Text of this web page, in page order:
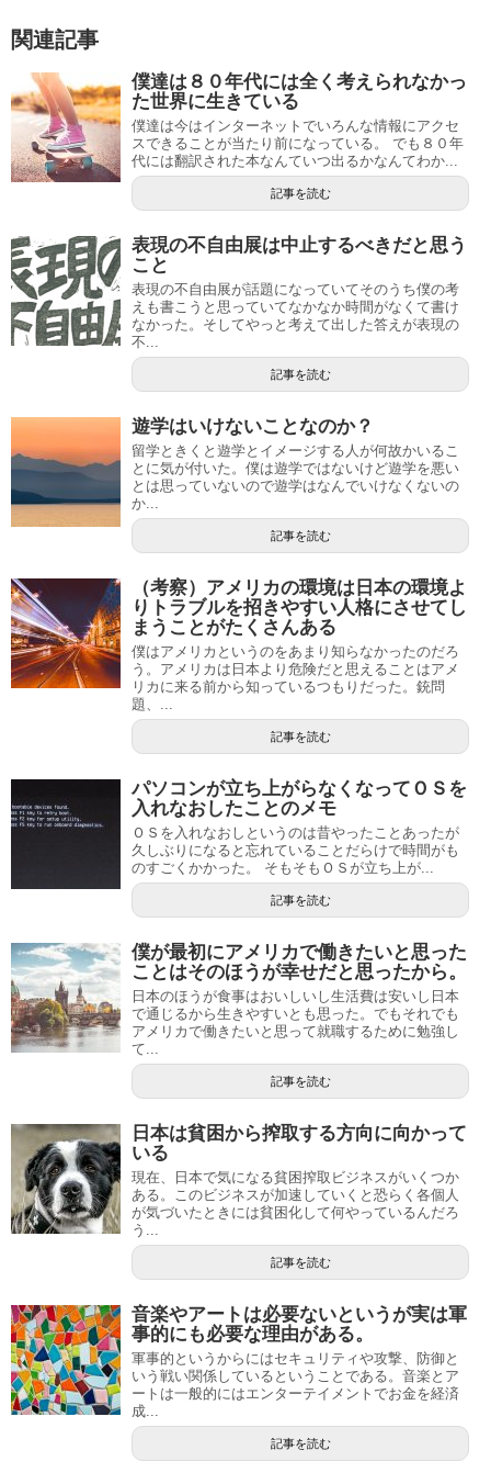
関連記事
僕達は８０年代には全く考えられなかっ
た世界に生きている
僕達は今はインターネットでいろんな情報にアクセ
スできることが当たり前になっている。 でも８０年
代には翻訳された本なんていつ出るかなんてわか...
記事を読む
表現の不自由展は中止するべきだと思う
こと
表現の不自由展が話題になっていてそのうち僕の考
えも書こうと思っていてなかなか時間がなくて書け
なかった。そしてやっと考えて出した答えが表現の
不...
記事を読む
遊学はいけないことなのか？
留学ときくと遊学とイメージする人が何故かいるこ
とに気が付いた。僕は遊学ではないけど遊学を悪い
とは思っていないので遊学はなんでいけなくないの
か...
記事を読む
（考察）アメリカの環境は日本の環境よ
りトラブルを招きやすい人格にさせてし
まうことがたくさんある
僕はアメリカというのをあまり知らなかったのだろ
う。アメリカは日本より危険だと思えることはアメ
リカに来る前から知っているつもりだった。銃問
題、...
記事を読む
パソコンが立ち上がらなくなってＯＳを
入れなおしたことのメモ
ＯＳを入れなおしというのは昔やったことあったが
久しぶりになると忘れていることだらけで時間がも
のすごくかかった。 そもそもＯＳが立ち上が...
記事を読む
僕が最初にアメリカで働きたいと思った
ことはそのほうが幸せだと思ったから。
日本のほうが食事はおいしいし生活費は安いし日本
で通じるから生きやすいとも思った。でもそれでも
アメリカで働きたいと思って就職するために勉強し
て...
記事を読む
日本は貧困から搾取する方向に向かって
いる
現在、日本で気になる貧困搾取ビジネスがいくつか
ある。このビジネスが加速していくと恐らく各個人
が気づいたときには貧困化して何やっているんだろ
う...
記事を読む
音楽やアートは必要ないというが実は軍
事的にも必要な理由がある。
軍事的というからにはセキュリティや攻撃、防御と
いう戦い関係しているということである。音楽とア
ートは一般的にはエンターテイメントでお金を経済
成...
記事を読む